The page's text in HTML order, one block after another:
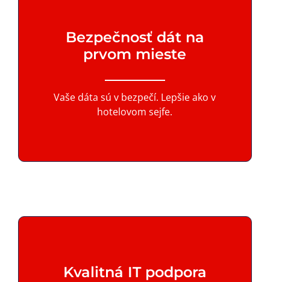
Bezpečnosť dát na
prvom mieste
Vaše dáta sú v bezpečí. Lepšie ako v
hotelovom sejfe.
Kvalitná IT podpora